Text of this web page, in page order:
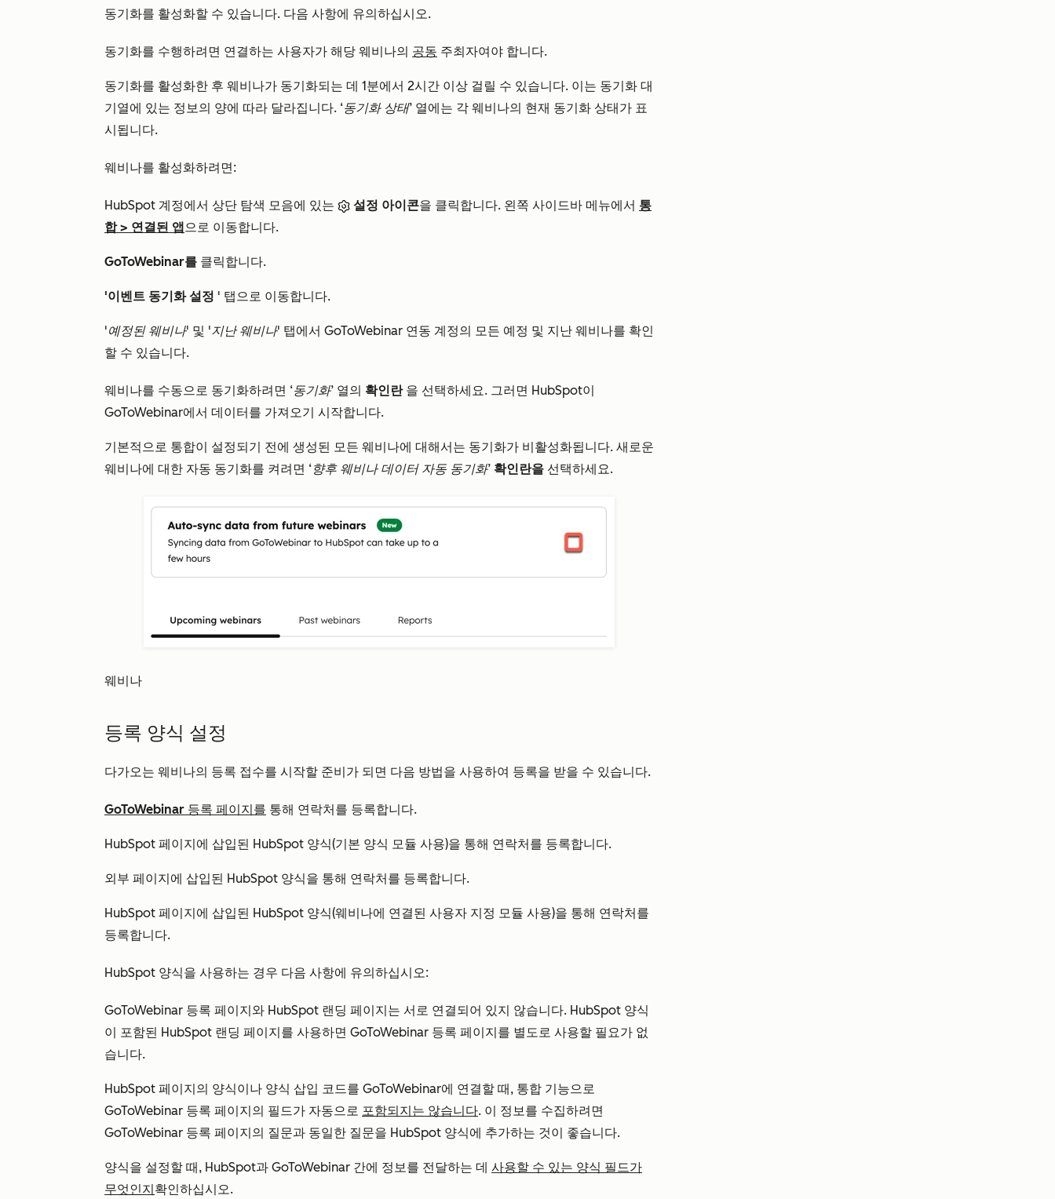
동기화를 활성화할 수 있습니다. 다음 사항에 유의하십시오.
동기화를 수행하려면 연결하는 사용자가 해당 웨비나의 공동 주최자여야 합니다.
동기화를 활성화한 후 웨비나가 동기화되는 데 1분에서 2시간 이상 걸릴 수 있습니다. 이는 동기화 대
기열에 있는 정보의 양에 따라 달라집니다. ‘동기화 상태’ 열에는 각 웨비나의 현재 동기화 상태가 표
시됩니다.
웨비나를 활성화하려면:
HubSpot 계정에서 상단 탐색 모음에 있는 설정 아이콘을 클릭합니다. 왼쪽 사이드바 메뉴에서 통
합> 연결된 앱으로 이동합니다.
GoToWebinar를 클릭합니다.
'이벤트 동기화 설정 ' 탭으로 이동합니다.
'예정된 웨비나' 및 '지난 웨비나' 탭에서 GoToWebinar 연동 계정의 모든 예정 및 지난 웨비나를 확인
할 수 있습니다.
웨비나를 수동으로 동기화하려면 ‘동기화’ 열의 확인란을 선택하세요. 그러면 HubSpot이
GoToWebinar에서 데이터를 가져오기 시작합니다.
기본적으로 통합이 설정되기 전에 생성된 모든 웨비나에 대해서는 동기화가 비활성화됩니다. 새로운
웨비나에 대한 자동 동기화를 켜려면 ‘향후 웨비나 데이터 자동 동기화’ 확인란을 선택하세요.
웨비나
등록 양식 설정
다가오는 웨비나의 등록 접수를 시작할 준비가 되면 다음 방법을 사용하여 등록을 받을 수 있습니다.
GoToWebinar 등록 페이지를 통해 연락처를 등록합니다.
HubSpot 페이지에 삽입된 HubSpot 양식(기본 양식 모듈 사용)을 통해 연락처를 등록합니다.
외부 페이지에 삽입된 HubSpot 양식을 통해 연락처를 등록합니다.
HubSpot 페이지에 삽입된 HubSpot 양식(웨비나에 연결된 사용자 지정 모듈 사용)을 통해 연락처를
등록합니다.
HubSpot 양식을 사용하는 경우 다음 사항에 유의하십시오:
GoToWebinar 등록 페이지와 HubSpot 랜딩 페이지는 서로 연결되어 있지 않습니다. HubSpot 양식
이 포함된 HubSpot 랜딩 페이지를 사용하면 GoToWebinar 등록 페이지를 별도로 사용할 필요가 없
습니다.
HubSpot 페이지의 양식이나 양식 삽입 코드를 GoToWebinar에 연결할 때, 통합 기능으로
GoToWebinar 등록 페이지의 필드가 자동으로 포함되지는 않습니다. 이 정보를 수집하려면
GoToWebinar 등록 페이지의 질문과 동일한 질문을 HubSpot 양식에 추가하는 것이 좋습니다.
양식을 설정할 때, HubSpot과 GoToWebinar 간에 정보를 전달하는 데 사용할 수 있는 양식 필드가
무엇인지확인하십시오.